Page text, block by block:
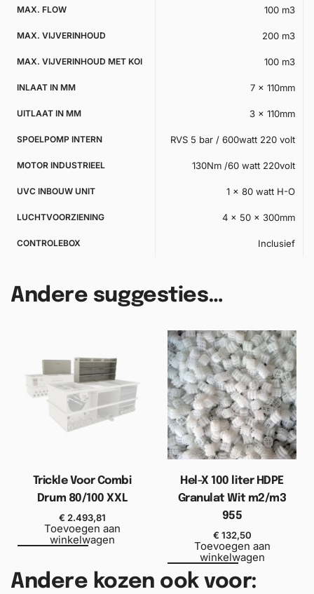
MAX. FLOW 100 m3
MAX. VIJVERINHOUD 200 m3
MAX. VIJVERINHOUD MET KOI 100 m3
INLAAT IN MM 7 x 110mm
UITLAAT IN MM 3 x 110mm
SPOELPOMP INTERN RVS 5 bar / 600watt 220 volt
MOTOR INDUSTRIEEL 130Nm /60 watt 220volt
UVC INBOUW UNIT 1 x 80 watt H-O
LUCHTVOORZIENING 4 x 50 x 300mm
CONTROLEBOX Inclusief
Andere suggesties…
Trickle Voor Combi
Drum 80/100 XXL
€ 2.493,81
Toevoegen aan
winkelwagen
Hel-X 100 liter HDPE
Granulat Wit m2/m3
955
€ 132,50
Toevoegen aan
winkelwagen
Andere kozen ook voor: